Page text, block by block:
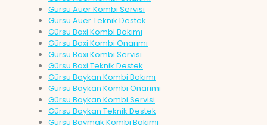
Gürsu Auer Kombi Servisi
Gürsu Auer Teknik Destek
Gürsu Baxi Kombi Bakımı
Gürsu Baxi Kombi Onarımı
Gürsu Baxi Kombi Servisi
Gürsu Baxi Teknik Destek
Gürsu Baykan Kombi Bakımı
Gürsu Baykan Kombi Onarımı
Gürsu Baykan Kombi Servisi
Gürsu Baykan Teknik Destek
Gürsu Baymak Kombi Bakımı